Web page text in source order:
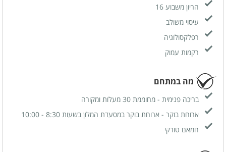
ומפנקים.הריון משבוע 16
עיסוי משולב
רפלקסולוגיה
רקמות עמוק
מה במתחם
בריכה פנימית - מחוממת 30 מעלות ומקורה
ארוחת בוקר - ארוחת בוקר במסעדת המלון בשעות 8:30 - 10:00
חמאם טורקי